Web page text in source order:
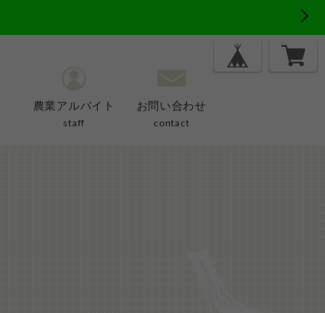
農業アルバイト
staff
お問い合わせ
contact